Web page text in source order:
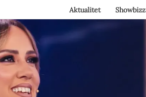
Aktualitet Showbizz